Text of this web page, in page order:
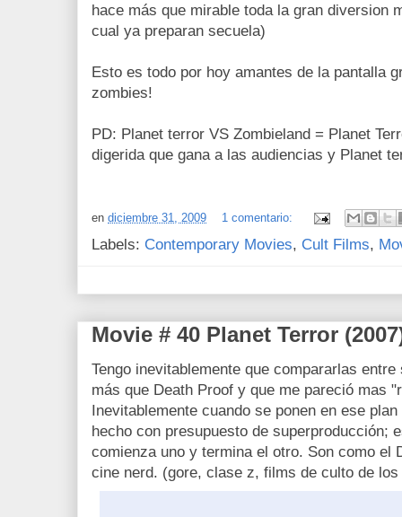
hace más que mirable toda la gran diversion
cual ya preparan secuela)
Esto es todo por hoy amantes de la pantalla
zombies!
PD: Planet terror VS Zombieland = Planet
digerida que gana a las audiencias y Planet
en diciembre 31, 2009 1 comentario:
Labels: Contemporary Movies, Cult Films,
Movie # 40 Planet Terror
Tengo inevitablemente que compararlas
más que Death Proof y que me pareció mas
Inevitablemente cuando se ponen en ese
hecho con presupuesto de superproducción;
comienza uno y termina el otro. Son como el
cine nerd. (gore, clase z, films de culto de